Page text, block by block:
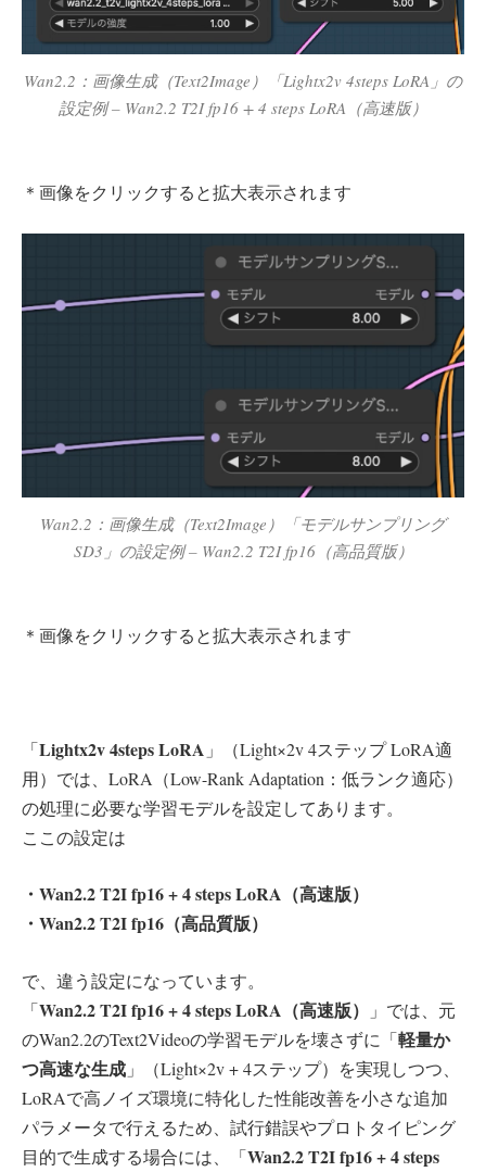
Wan2.2：画像生成（Text2Image）「Lightx2v 4steps LoRA」の
設定例 – Wan2.2 T2I fp16 + 4 steps LoRA（高速版）
＊画像をクリックすると拡大表示されます
Wan2.2：画像生成（Text2Image）「モデルサンプリング
SD3」の設定例 – Wan2.2 T2I fp16（高品質版）
＊画像をクリックすると拡大表示されます
「Lightx2v 4steps LoRA 」（Light×2v 4ステップ LoRA適
用）では、LoRA（Low-Rank Adaptation：低ランク適応）
の処理に必要な学習モデルを設定してあります。
ここの設定は
・Wan2.2 T2I fp16 + 4 steps LoRA（高速版）
・Wan2.2 T2I fp16（高品質版）
で、違う設定になっています。
「Wan2.2 T2I fp16 + 4 steps LoRA（高速版）
」では、元
のWan2.2のText2Videoの学習モデルを壊さずに「軽量か
つ高速な生成 」（Light×2v + 4ステップ）を実現しつつ、
LoRAで高ノイズ環境に特化した性能改善を小さな追加
パラメータで行えるため、試行錯誤やプロトタイピング
目的で生成する場合には、「Wan2.2 T2I fp16 + 4 steps